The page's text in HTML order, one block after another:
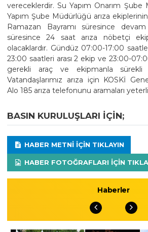
vereceklerdir. Su Yapım Onarım
Yapım Şube Müdürlüğü arıza
Ramazan Bayramı süresince
süresince 24 saat arıza nöbetçi
olacaklardır. Gündüz 07:00-17:00
23:00 saatleri arası 2 ekip ve 23:00-
gerekli araç ve ekipmanla sürekli
Vatandaşlarımız arıza için KOSKİ
Alo 185 arıza telefonunu aramaları
BASIN KURULUŞLARI IÇIN;
HABER METNI IÇIN TIKLAYIN
HABER FOTOĞRAFLARI IÇIN
Haberler